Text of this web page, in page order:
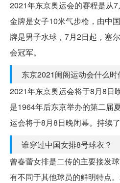
2021年东京奥运会的赛程是从
金牌是女子10米气步枪，由中
牌是男子水球，7月2日起，塞
会冠军。
东京2021闺阁运动会什么时
2021年东京奥运会将于8月8日
是1964年后东京举办的第二届
运会将于8月8日晚闭幕。持续
谁穿过中国女排8号球衣？
曾春蕾女排是二传的主要接发
有不同于其他球员的鲜明特点